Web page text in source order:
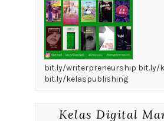
bit.ly/writerpreneurship bit.ly/
bit.ly/kelaspublishing
Kelas Digital